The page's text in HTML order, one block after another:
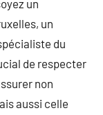
un
un
du
de respecter
non
aussi celle